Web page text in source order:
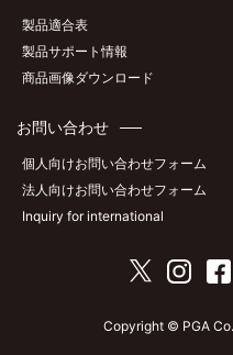
製品適合表
製品サポート情報
商品画像ダウンロード
お問い合わせ
個人向けお問い合わせフォーム
法人向けお問い合わせフォーム
Inquiry for international
Copyright © PGA